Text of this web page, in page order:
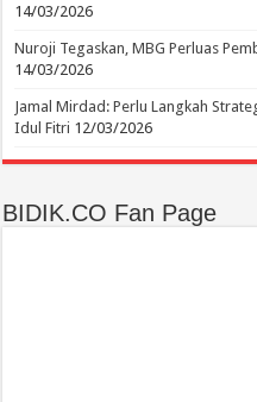
14/03/2026
Nuroji Tegaskan, MBG Perluas
14/03/2026
Jamal Mirdad: Perlu Langkah
Idul Fitri 12/03/2026
BIDIK.CO Fan Page